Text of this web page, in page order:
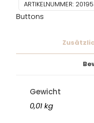
ARTIKELNUMMER:
Buttons
Gewicht
0,01 kg